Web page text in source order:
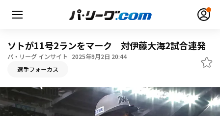
HOME
ソトが11号2ランをマーク 対伊藤大海2試合連発
パ・リーグ インサイト 2025年9月2日 20:44
選手フォーカス